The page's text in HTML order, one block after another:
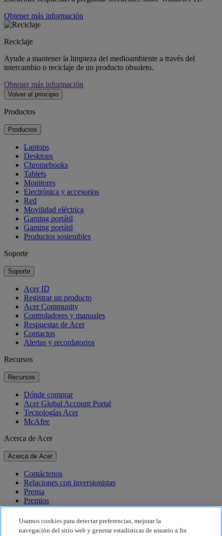
Obtener más información
Reciclaje
Ayude a mantener la limpieza del medioambiente a través del
intercambio o reciclaje de un producto obsoleto.
Obtener más información
Volver al principio
Productos
Productos
Laptops
Desktops
Chromebooks
Tablets
Monitores
Electrónica y accesorios
Red
Movilidad eléctrica
Gaming portátil
Gaming portátil
Productos sostenibles
Soporte
Soporte
Acer ID
Registrar un producto
Acer Community
Controladores y manuales
Respuestas de Acer
Contactos
Alertas y recordatorios
Recursos
Recursos
Dónde comprar
Acer Global Account Portal
Tecnologías Acer
McAfee
Acerca de Acer
Acerca de Acer
Contáctenos
Relaciones con inversionistas
Prensa
Premios
Eventos
Sostenibilidad
Usamos cookies para detectar preferencias, mejorar la
navegación del sitio web y generar estadísticas de usuario a fin